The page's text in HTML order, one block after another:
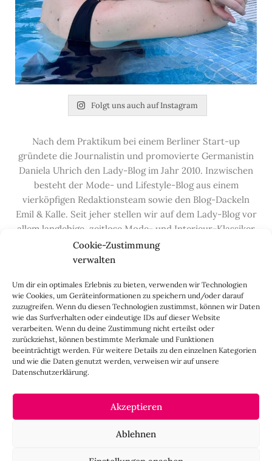
Cookie-Zustimmung
verwalten
Um dir ein optimales Erlebnis zu bieten, verwenden wir Technologien
wie Cookies, um Geräteinformationen zu speichern und/oder darauf
zuzugreifen. Wenn du diesen Technologien zustimmst, können wir Daten
wie das Surfverhalten oder eindeutige IDs auf dieser Website
verarbeiten. Wenn du deine Zustimmung nicht erteilst oder
zurückziehst, können bestimmte Merkmale und Funktionen
beeinträchtigt werden. Für weitere Details zu den einzelnen Kategorien
und wie die Daten genutzt werden, verweisen wir auf unsere
Datenschutzerklärung.
Akzeptieren
Ablehnen
Folgt uns auch auf Instagram
Nach dem Praktikum bei einem Berliner Start-up
gründete die Journalistin und promovierte Germanistin
Daniela Uhrich den Lady-Blog im Jahr 2010. Inzwischen
besteht der Mode- und Lifestyle-Blog aus einem
vierköpfigen Redaktionsteam sowie den Blog-Dackeln
Emil & Kalle. Seit jeher stellen wir auf dem Lady-Blog vor
allem langlebige, zeitlose Mode- und Interieur-Klassiker
vor, die hochwertig verarbeitet und unter guten
Bedingungen hergestellt wurden – gerne „Made in
Handwerksberufe und kleine feine Firmen, denen wir
hier auf dem Blog eine Präsentationsfläche bieten, sowie
alle Dinge, die das Leben ein bisschen schöner machen.
Darüber hinaus legen wir großen Wert auf den
Austausch mit Euch, den Leserinnen – über die
Kommentarfunktion, dieLady-Frage, dieLove-List
auch überInstagram
IMPRESSUM
2